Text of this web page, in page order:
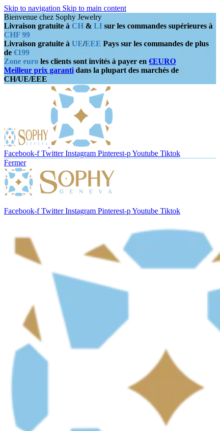
Skip to navigation Skip to main content
Bienvenue chez Sophy Jewelry
Livraison gratuite à CH & LI sur les commandes supérieures à
CHF 99
Livraison gratuite à UE/EEE Pays sur les commandes de plus
de €199
Zone euro les clients sont invités à payer en €EURO
Meilleur prix garanti dans la plupart des marchés de
CH/UE/EEE
Facebook-f Twitter Instagram Pinterest-pYoutube Tiktok
Fermer
Facebook-f Twitter Instagram Pinterest-pYoutube Tiktok